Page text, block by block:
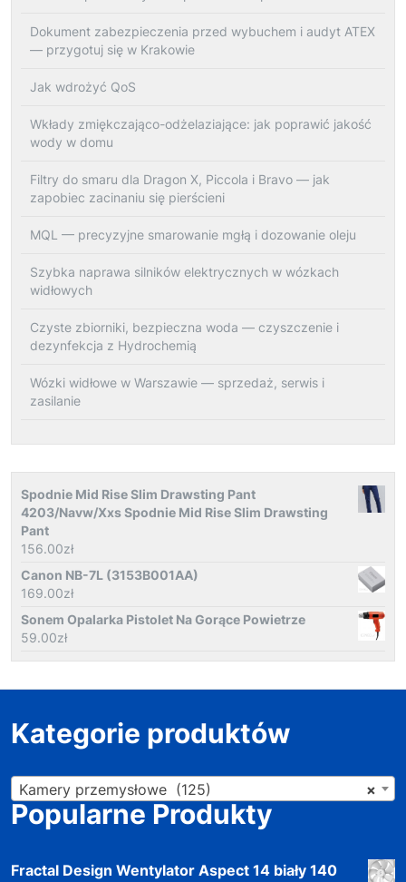
Dokument zabezpieczenia przed wybuchem i audyt ATEX
— przygotuj się w Krakowie
Jak wdrożyć QoS
Wkłady zmiękczająco-odżelaziające: jak poprawić jakość
wody w domu
Filtry do smaru dla Dragon X, Piccola i Bravo — jak
zapobiec zacinaniu się pierścieni
MQL — precyzyjne smarowanie mgłą i dozowanie oleju
Szybka naprawa silników elektrycznych w wózkach
widłowych
Czyste zbiorniki, bezpieczna woda — czyszczenie i
dezynfekcja z Hydrochemią
Wózki widłowe w Warszawie — sprzedaż, serwis i
zasilanie
Spodnie Mid Rise Slim Drawsting Pant
4203/Navw/Xxs Spodnie Mid Rise Slim Drawsting
Pant
156.00zł
Canon NB-7L (3153B001AA)
169.00zł
Sonem Opalarka Pistolet Na Gorące Powietrze
59.00zł
Kategorie produktów
×
Kamery przemysłowe (125)
Popularne Produkty
Fractal Design Wentylator Aspect 14 biały 140